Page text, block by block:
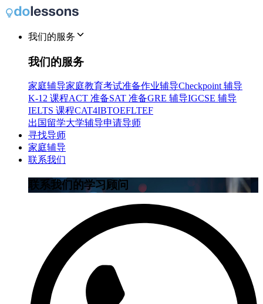
我们的服务
我们的服务
家庭辅导家庭教育考试准备作业辅导Checkpoint 辅导
K-12 课程ACT 准备SAT 准备GRE 辅导IGCSE 辅导
IELTS 课程CAT4IBTOEFLTEF
出国留学大学辅导申请导师
寻找导师
家庭辅导
联系我们
联系我们的学习顾问